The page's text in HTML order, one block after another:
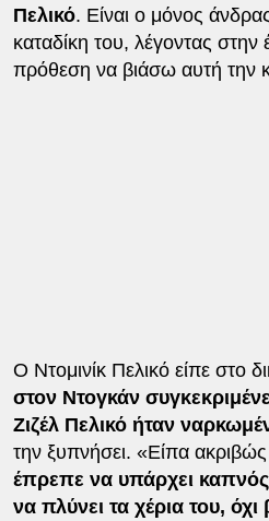
Πελικό. Είναι ο μόνος
καταδίκη του, λέγοντας
πρόθεση να βιάσω αυτή την
Ο Ντομινίκ Πελικό είπε στο
στον Ντογκάν
Ζιζέλ Πελικό ήταν
την ξυπνήσει. «Είπα
έπρεπε να υπάρχει
να πλύνει τα χέρια του, όχι